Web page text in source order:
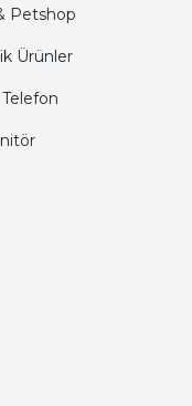
Petshop
Ürünler